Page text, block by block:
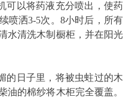
可以将药液充分喷出，使药
喷洒3-5次。8小时后，所有
水清洗木制橱柜，并在阳光
的日子里，将被虫蛀过的木
油的棉纱将木柜完全覆盖。